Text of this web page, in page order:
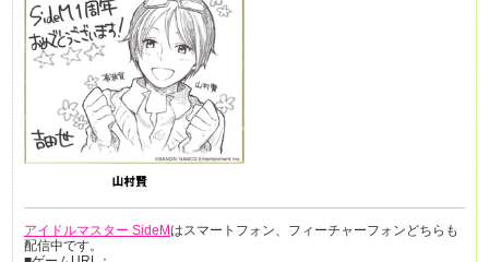
アイドルマスター SideMはスマートフォン、フィーチャーフォンどちらも
配信中です。